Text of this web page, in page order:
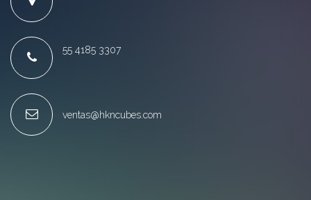
55 4185 3307
ventas@hkncubes.com